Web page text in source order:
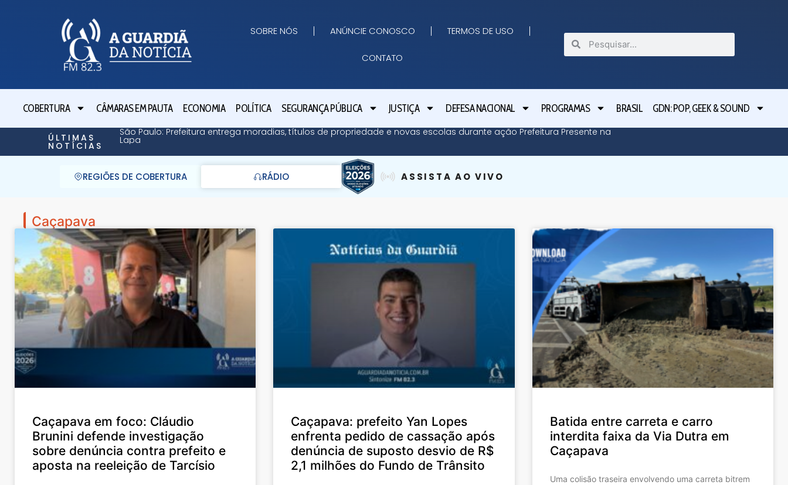
SOBRE NÓS ANÚNCIE CONOSCO TERMOS DE USO
CONTATO
COBERTURA CÂMARAS EM PAUTA ECONOMIA POLÍTICA SEGURANÇA PÚBLICA JUSTIÇA DEFESA NACIONAL PROGRAMAS BRASIL GDN: POP, GEEK & SOUND
ÚLTIMAS
NOTÍCIAS
São Paulo: Prefeitura entrega moradias, títulos de propriedade e novas escolas durante ação Prefeitura Presente na
Lapa
REGIÕES DE COBERTURA RÁDIO ASSISTA AO VIVO
Caçapava
Caçapava em foco: Cláudio
Brunini defende investigação
sobre denúncia contra prefeito e
aposta na reeleição de Tarcísio
Caçapava: prefeito Yan Lopes
enfrenta pedido de cassação após
denúncia de suposto desvio de R$
2,1 milhões do Fundo de Trânsito
Batida entre carreta e carro
interdita faixa da Via Dutra em
Caçapava
Uma colisão traseira envolvendo uma carreta bitrem